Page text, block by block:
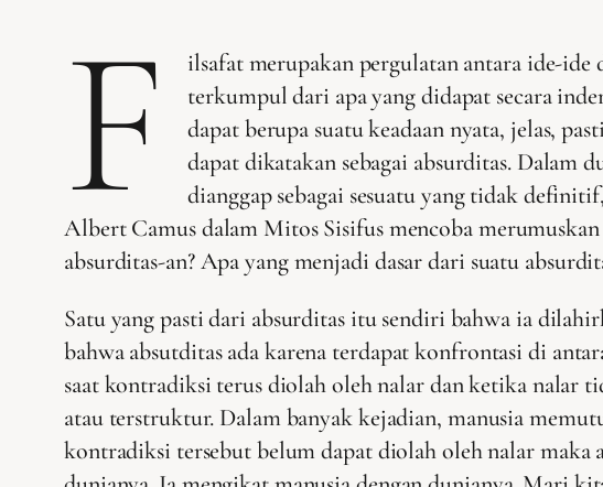
F
ilsafat merupakan pergulatan antara ide-ide
terkumpul dari apa yang didapat secara
dapat berupa suatu keadaan nyata, jelas,
dapat dikatakan sebagai absurditas. Dalam
dianggap sebagai sesuatu yang tidak
Albert Camus dalam Mitos Sisifus mencoba
absurditas-an? Apa yang menjadi dasar dari suatu
Satu yang pasti dari absurditas itu sendiri bahwa ia
bahwa absutditas ada karena terdapat konfrontasi di
saat kontradiksi terus diolah oleh nalar dan ketika nalar
atau terstruktur. Dalam banyak kejadian, manusia
kontradiksi tersebut belum dapat diolah oleh nalar maka